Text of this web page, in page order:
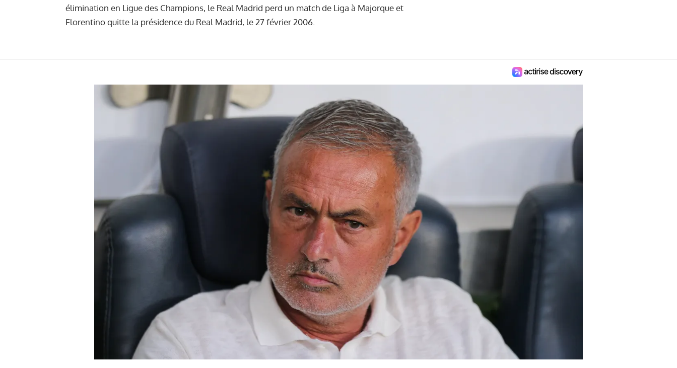
élimination en Ligue des Champions, le Real Madrid perd un match de Liga à Majorque et
Florentino quitte la présidence du Real Madrid, le 27 février 2006.